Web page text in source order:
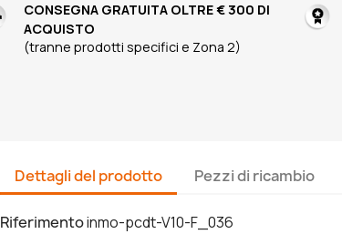
CONSEGNA GRATUITA OLTRE € 300 DI
ACQUISTO
(tranne prodotti specifici e Zona 2)
Dettagli del prodotto Pezzi di ricambio
Riferimentoinmo-pcdt-V10-F_036